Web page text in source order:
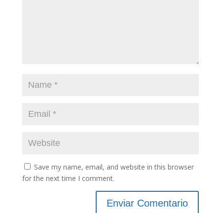
Save my name, email, and website in this browser
for the next time I comment.